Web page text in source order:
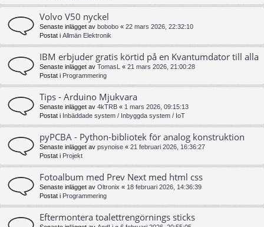
Volvo V50 nyckel
Senaste inlägget av bobobo « 22 mars 2026, 22:32:10
Postat i Allmän Elektronik
IBM erbjuder gratis körtid på en Kvantumdator till alla
Senaste inlägget av TomasL « 21 mars 2026, 21:00:28
Postat i Programmering
Tips - Arduino Mjukvara
Senaste inlägget av 4kTRB « 1 mars 2026, 09:15:13
Postat i Inbäddade system / Inbyggda system / IoT
pyPCBA - Python-bibliotek för analog konstruktion
Senaste inlägget av psynoise « 21 februari 2026, 16:36:27
Postat i Projekt
Fotoalbum med Prev Next med html css
Senaste inlägget av Oltronix « 18 februari 2026, 14:36:39
Postat i Programmering
Eftermontera toalettrengörnings sticks